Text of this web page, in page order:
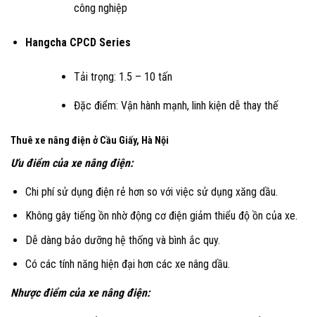
công nghiệp
Hangcha CPCD Series
Tải trọng: 1.5 – 10 tấn
Đặc điểm: Vận hành mạnh, linh kiện dễ thay thế
Thuê xe nâng điện ở Cầu Giấy, Hà Nội
Ưu điểm của xe nâng điện:
Chi phí sử dụng điện rẻ hơn so với việc sử dụng xăng dầu.
Không gây tiếng ồn nhờ động cơ điện giảm thiểu độ ồn của xe.
Dễ dàng bảo dưỡng hệ thống và bình ắc quy.
Có các tính năng hiện đại hơn các xe nâng dầu.
Nhược điểm của xe nâng điện: